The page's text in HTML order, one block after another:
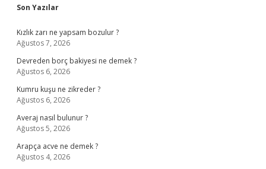
Sidebar
Son Yazılar
Kızlık zarı ne yapsam bozulur ?
Ağustos 7, 2026
Devreden borç bakiyesi ne demek ?
Ağustos 6, 2026
Kumru kuşu ne zikreder ?
Ağustos 6, 2026
Averaj nasıl bulunur ?
Ağustos 5, 2026
Arapça acve ne demek ?
Ağustos 4, 2026